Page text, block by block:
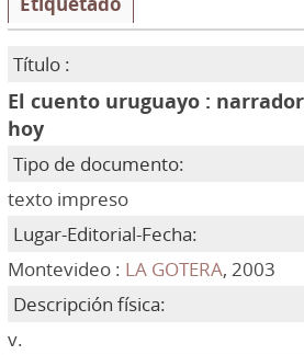
Título :
El cuento uruguayo :
hoy
Tipo de documento:
texto impreso
Lugar-Editorial-Fecha:
Montevideo : LA GOTERA, 2003
Descripción física:
v.